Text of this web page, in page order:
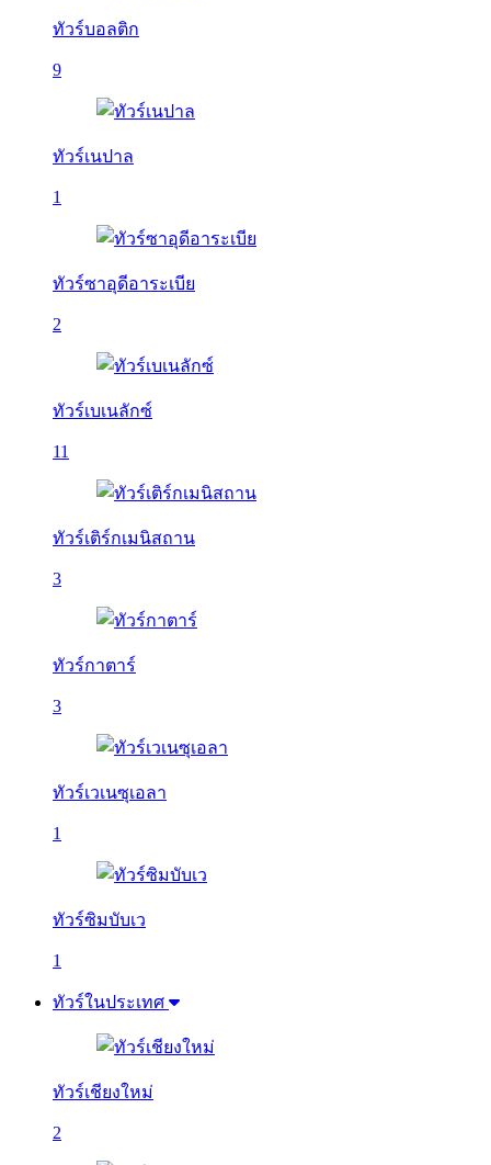
ทัวร์บอลติก
9
ทัวร์เนปาล
1
ทัวร์ซาอุดีอาระเบีย
2
ทัวร์เบเนลักซ์
11
ทัวร์เติร์กเมนิสถาน
3
ทัวร์กาตาร์
3
ทัวร์เวเนซุเอลา
1
ทัวร์ซิมบับเว
1
ทัวร์ในประเทศ
ทัวร์เชียงใหม่
2